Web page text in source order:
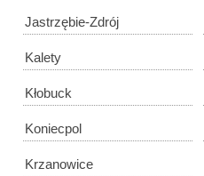
Jastrzębie-Zdrój
Kalety
Kłobuck
Koniecpol
Krzanowice